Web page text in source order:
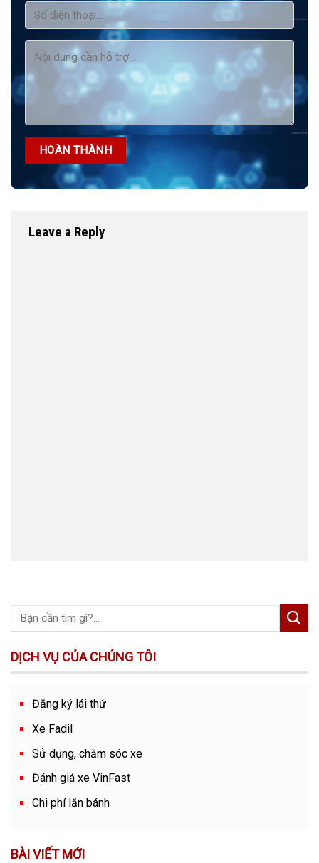
Leave a Reply
DỊCH VỤ CỦA CHÚNG TÔI
Đăng ký lái thử
Xe Fadil
Sử dụng, chăm sóc xe
Đánh giá xe VinFast
Chi phí lăn bánh
BÀI VIẾT MỚI